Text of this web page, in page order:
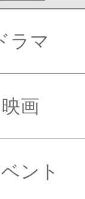
ラマ
映画
ント